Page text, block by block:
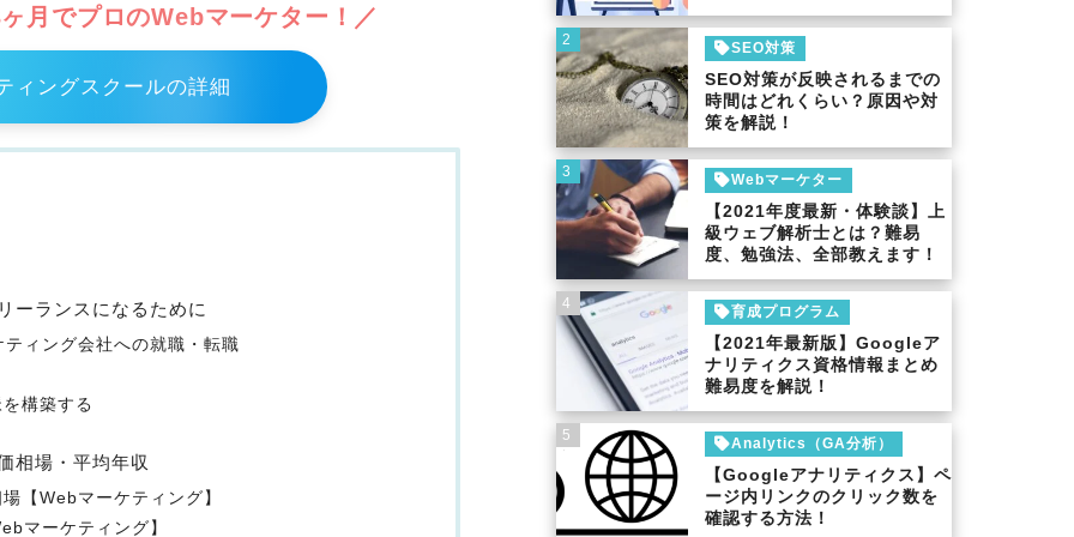
月でプロのWebマーケター！／
ィングスクールの詳細
ーランスになるために
ィング会社への就職・転職
構築する
相場・平均年収
【Webマーケティング】
マーケティング】
2
SEO対策
SEO対策が反映されるまでの
時間はどれくらい？原因や対
策を解説！
3
Webマーケター
【2021年度最新・体験談】上
級ウェブ解析士とは？難易
度、勉強法、全部教えます！
4
育成プログラム
【2021年最新版】Googleア
ナリティクス資格情報まとめ
難易度を解説！
5
Analytics（GA分析）
【Googleアナリティクス】ペ
ージ内リンクのクリック数を
確認する方法！